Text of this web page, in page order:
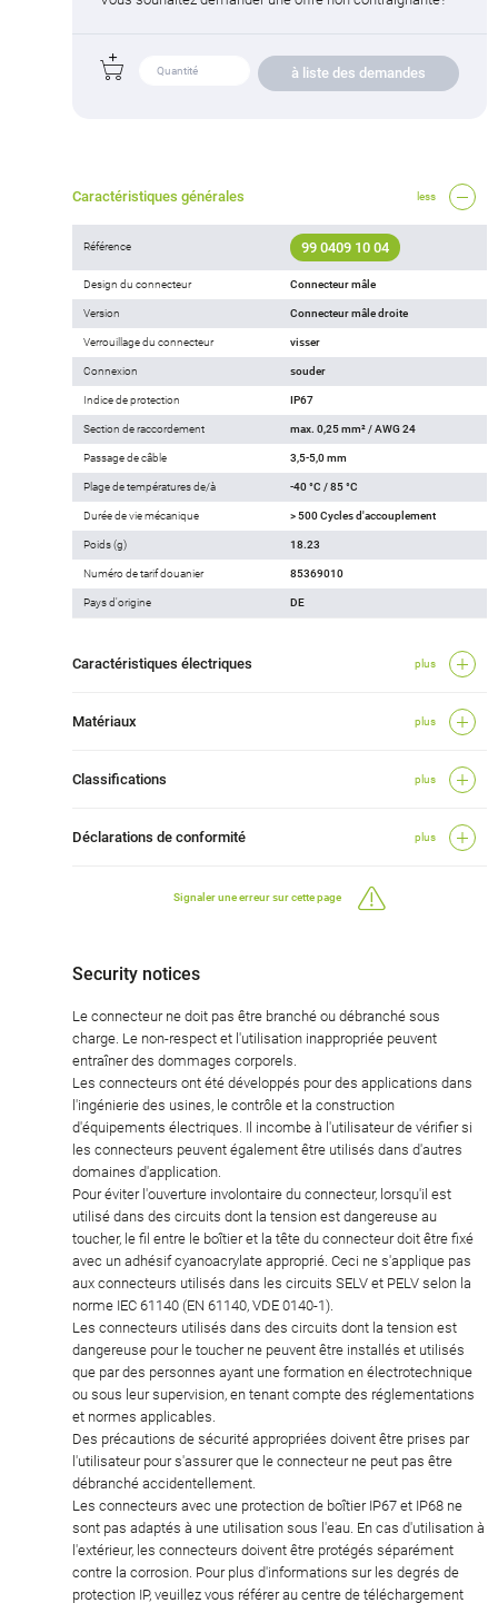
à liste des demandes
Caractéristiques générales less
Référence 99 0409 10 04
Design du connecteur Connecteur mâle
Version Connecteur mâle droite
Verrouillage du connecteur visser
Connexion souder
Indice de protection IP67
Section de raccordement max. 0,25 mm² / AWG 24
Passage de câble 3,5-5,0 mm
Plage de températures de/à -40 °C / 85 °C
Durée de vie mécanique > 500 Cycles d'accouplement
Poids (g) 18.23
Numéro de tarif douanier 85369010
Pays d'origine DE
Caractéristiques électriques plus
Matériaux plus
Classifications plus
Déclarations de conformité plus
Signaler une erreur sur cette page
Security notices
Le connecteur ne doit pas être branché ou débranché sous
charge. Le non-respect et l'utilisation inappropriée peuvent
entraîner des dommages corporels.
Les connecteurs ont été développés pour des applications dans
l'ingénierie des usines, le contrôle et la construction
d'équipements électriques. Il incombe à l'utilisateur de vérifier si
les connecteurs peuvent également être utilisés dans d'autres
domaines d'application.
Pour éviter l'ouverture involontaire du connecteur, lorsqu'il est
utilisé dans des circuits dont la tension est dangereuse au
toucher, le fil entre le boîtier et la tête du connecteur doit être fixé
avec un adhésif cyanoacrylate approprié. Ceci ne s'applique pas
aux connecteurs utilisés dans les circuits SELV et PELV selon la
norme IEC 61140 (EN 61140, VDE 0140-1).
Les connecteurs utilisés dans des circuits dont la tension est
dangereuse pour le toucher ne peuvent être installés et utilisés
que par des personnes ayant une formation en électrotechnique
ou sous leur supervision, en tenant compte des réglementations
et normes applicables.
Des précautions de sécurité appropriées doivent être prises par
l'utilisateur pour s'assurer que le connecteur ne peut pas être
débranché accidentellement.
Les connecteurs avec une protection de boîtier IP67 et IP68 ne
sont pas adaptés à une utilisation sous l'eau. En cas d'utilisation à
l'extérieur, les connecteurs doivent être protégés séparément
contre la corrosion. Pour plus d'informations sur les degrés de
protection IP, veuillez vous référer au centre de téléchargement